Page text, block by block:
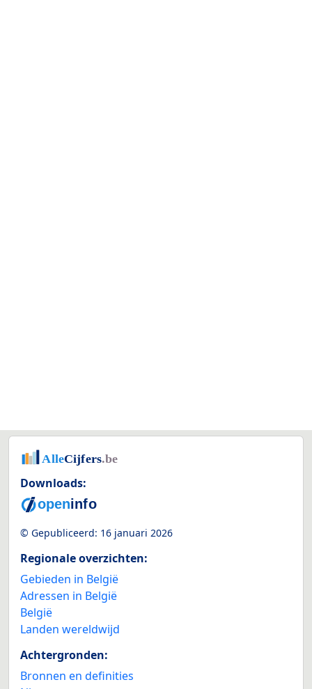
Downloads:
© Gepubliceerd: 16 januari 2026
Regionale overzichten:
Gebieden in België
Adressen in België
België
Landen wereldwijd
Achtergronden:
Bronnen en definities